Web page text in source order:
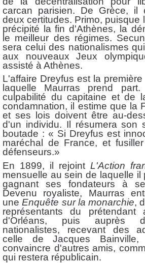
carcan parisien. De Grèce, il
deux certitudes. Primo, puisque
précipité la fin d'Athènes, la
le meilleur des régimes.
sera celui des nationalismes
aux nouveaux Jeux
assisté à Athènes.
L'affaire Dreyfus est la
laquelle Maurras prend
culpabilité du capitaine et de
condamnation, il estime que la
et ses lois doivent être au-
d'un individu. Il résumera son
boutade : « Si Dreyfus est
maréchal de France, et
défenseurs.»
En 1899, il rejoint L'Action
mensuelle au sein de laquelle il
gagnant ses fondateurs à
Devenu royaliste, Maurras
uneEnquête sur la monarchie,
représentants du
d'Orléans, puis auprès
nationalistes, recevant des
celle de Jacques
convaincre d'autres amis,
qui restera républicain.